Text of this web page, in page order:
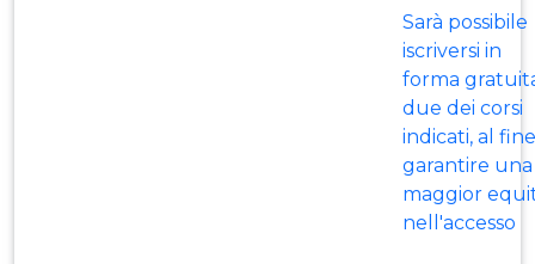
Sarà possibile
iscriversi in
forma
due dei corsi
indicati, al
garantire una
maggior
nell'accesso